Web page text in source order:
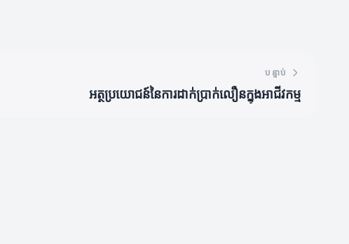
បន្ទាប់
អត្ថប្រយោជន៍នៃការដាក់ប្រាក់លឿនក្នុងអាជីវកម្ម